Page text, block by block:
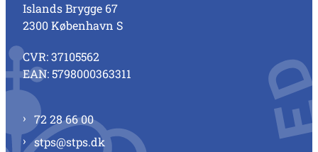
Islands Brygge 67
2300 København S
CVR: 37105562
EAN: 5798000363311
72 28 66 00
stps@stps.dk